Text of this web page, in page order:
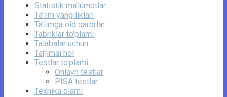
Statistik ma’lumotlar
Ta’lim yangiliklari
Ta’limga oid qarorlar
Tabriklar to'plami
Talabalar uchun
Tarjimai hol
Testlar to‘plami
Onlayn testlar
PISA testlar
Texnika olami